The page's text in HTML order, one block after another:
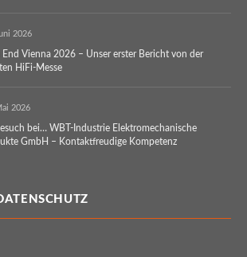
2026
End Vienna 2026 – Unser erster Bericht von der
HiFi-Messe
2026
bei… WBT-Industrie Elektromechanische
GmbH – Kontaktfreudige Kompetenz